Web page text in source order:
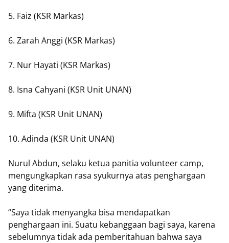
5. Faiz (KSR Markas)
6. Zarah Anggi (KSR Markas)
7. Nur Hayati (KSR Markas)
8. Isna Cahyani (KSR Unit UNAN)
9. Mifta (KSR Unit UNAN)
10. Adinda (KSR Unit UNAN)
Nurul Abdun, selaku ketua panitia volunteer camp,
mengungkapkan rasa syukurnya atas penghargaan
yang diterima.
“Saya tidak menyangka bisa mendapatkan
penghargaan ini. Suatu kebanggaan bagi saya, karena
sebelumnya tidak ada pemberitahuan bahwa saya